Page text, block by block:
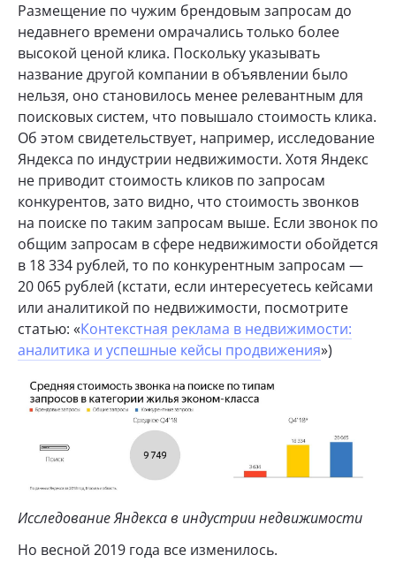
Размещение по чужим брендовым запросам до
недавнего времени омрачались только более
высокой ценой клика. Поскольку указывать
название другой компании в объявлении было
нельзя, оно становилось менее релевантным для
поисковых систем, что повышало стоимость клика.
Об этом свидетельствует, например, исследование
Яндекса по индустрии недвижимости. Хотя Яндекс
не приводит стоимость кликов по запросам
конкурентов, зато видно, что стоимость звонков
на поиске по таким запросам выше. Если звонок по
общим запросам в сфере недвижимости обойдется
в 18 334 рублей, то по конкурентным запросам —
20 065 рублей (кстати, если интересуетесь кейсами
или аналитикой по недвижимости, посмотрите
статью: «Контекстная реклама в недвижимости:
аналитика и успешные кейсы продвижения»)
Исследование Яндекса в индустрии недвижимости
Но весной 2019 года все изменилось.